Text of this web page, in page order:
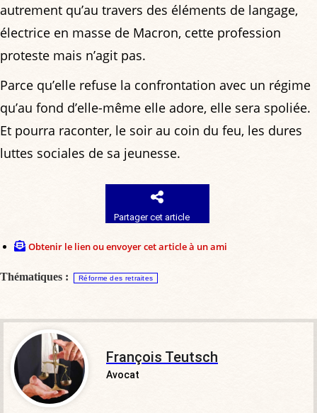
autrement qu’au travers des éléments de langage,
électrice en masse de Macron, cette profession
proteste mais n’agit pas.
Parce qu’elle refuse la confrontation avec un régime
qu’au fond d’elle-même elle adore, elle sera spoliée.
Et pourra raconter, le soir au coin du feu, les dures
luttes sociales de sa jeunesse.
Partager cet article
Obtenir le lien ou envoyer cet article à un ami
Thématiques : Réforme des retraites
François Teutsch
Avocat